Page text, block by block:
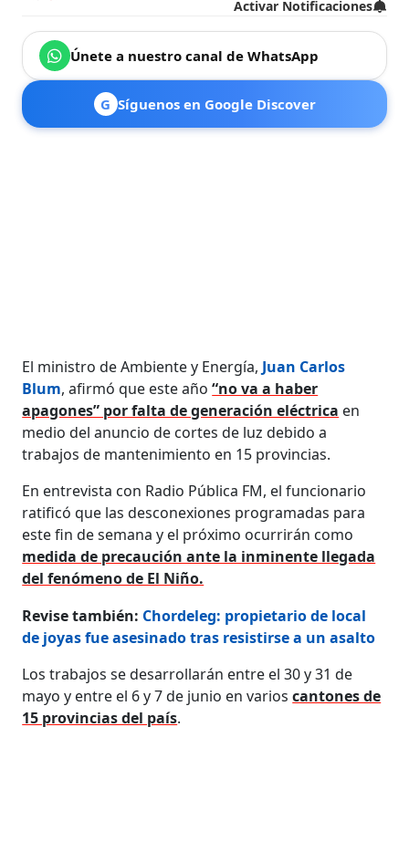
Activar Notificaciones
Únete a nuestro canal de WhatsApp
G Síguenos en Google Discover
El ministro de Ambiente y Energía, Juan Carlos
Blum, afirmó que este año“no va a haber
apagones” por falta de generación eléctrica en
medio del anuncio de cortes de luz debido a
trabajos de mantenimiento en 15 provincias.
En entrevista con Radio Pública FM, el funcionario
ratificó que las desconexiones programadas para
este fin de semana y el próximo ocurrirán como
medida de precaución ante la inminente llegada
del fenómeno de El Niño.
Revise también: Chordeleg: propietario de local
de joyas fue asesinado tras resistirse a un asalto
Los trabajos se desarrollarán entre el 30 y 31 de
mayo y entre el 6 y 7 de junio en varioscantones de
15 provincias del país.